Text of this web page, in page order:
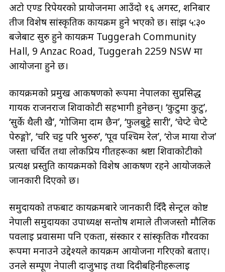
अटो एण्ड रिपेयरको प्रायोजनमा आउँदो १६ अगस्ट, शनिबार
तीज विशेष सांस्कृतिक कार्यक्रम हुने भएको छ। सांझ ५:३०
बजेबाट सुरु हुने कार्यक्रम Tuggerah Community
Hall, 9 Anzac Road, Tuggerah 2259 NSW मा
आयोजना हुने छ।
कार्यक्रमको प्रमुख आकर्षणको रूपमा नेपालका सुप्रसिद्ध
गायक राजनराज शिवाकोटी सहभागी हुनेछन्। ‘कुटुमा कुटु’,
‘सुर्के थैली खै’, ‘गोजिमा दाम छैन’, ‘फुलबुट्टे सारी’, ‘चेप्टे चेप्टे
पेरुङ्गो’, ‘चरि चट्ट परि भुरुरु’, ‘पूर्व पश्चिम रेल’, ‘रोज माया रोज’
जस्ता चर्चित तथा लोकप्रिय गीतहरूका श्रष्टा शिवाकोटीको
प्रत्यक्ष प्रस्तुति कार्यक्रमको विशेष आकर्षण रहने आयोजकले
जानकारी दिएको छ।
समुदायको तर्फबाट कार्यक्रमबारे जानकारी दिँदै सेन्ट्रल कोष्ट
नेपाली समुदायका उपाध्यक्ष सन्तोष शर्माले तीजजस्तो मौलिक
पर्वलाई प्रवासमा पनि एकता, संस्कार र सांस्कृतिक गौरवका
रूपमा मनाउने उद्देश्यले कार्यक्रम आयोजना गरिएको बताए।
उनले सम्पूर्ण नेपाली दाजुभाइ तथा दिदीबहिनीहरूलाई